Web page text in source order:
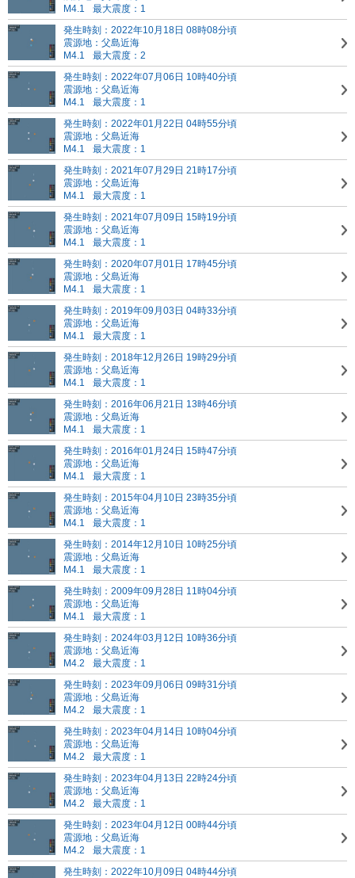
M4.1
最大震度：1
発生時刻：2022年10月18日 08時08分頃
震源地：父島近海
M4.1
最大震度：2
発生時刻：2022年07月06日 10時40分頃
震源地：父島近海
M4.1
最大震度：1
発生時刻：2022年01月22日 04時55分頃
震源地：父島近海
M4.1
最大震度：1
発生時刻：2021年07月29日 21時17分頃
震源地：父島近海
M4.1
最大震度：1
発生時刻：2021年07月09日 15時19分頃
震源地：父島近海
M4.1
最大震度：1
発生時刻：2020年07月01日 17時45分頃
震源地：父島近海
M4.1
最大震度：1
発生時刻：2019年09月03日 04時33分頃
震源地：父島近海
M4.1
最大震度：1
発生時刻：2018年12月26日 19時29分頃
震源地：父島近海
M4.1
最大震度：1
発生時刻：2016年06月21日 13時46分頃
震源地：父島近海
M4.1
最大震度：1
発生時刻：2016年01月24日 15時47分頃
震源地：父島近海
M4.1
最大震度：1
発生時刻：2015年04月10日 23時35分頃
震源地：父島近海
M4.1
最大震度：1
発生時刻：2014年12月10日 10時25分頃
震源地：父島近海
M4.1
最大震度：1
発生時刻：2009年09月28日 11時04分頃
震源地：父島近海
M4.1
最大震度：1
発生時刻：2024年03月12日 10時36分頃
震源地：父島近海
M4.2
最大震度：1
発生時刻：2023年09月06日 09時31分頃
震源地：父島近海
M4.2
最大震度：1
発生時刻：2023年04月14日 10時04分頃
震源地：父島近海
M4.2
最大震度：1
発生時刻：2023年04月13日 22時24分頃
震源地：父島近海
M4.2
最大震度：1
発生時刻：2023年04月12日 00時44分頃
震源地：父島近海
M4.2
最大震度：1
発生時刻：2022年10月09日 04時44分頃